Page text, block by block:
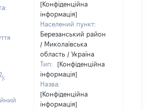
):
[Конфіденційна
інформація]
Населений пункт:
Березанський район
/ Миколаївська
область / Україна
Тип:
[Конфіденційна
інформація]
Назва:
[Конфіденційна
інформація]